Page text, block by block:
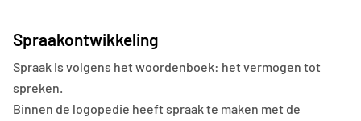
Spraakontwikkeling
Spraak is volgens het woordenboek: het vermogen tot
spreken.
Binnen de logopedie heeft spraak te maken met de